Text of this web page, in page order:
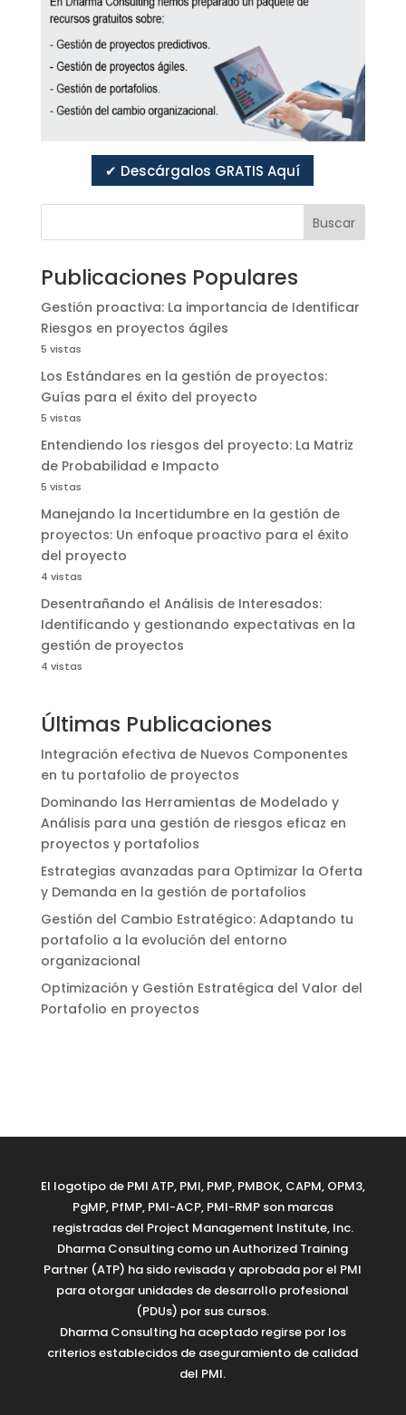
✔ Descárgalos GRATIS Aquí
Buscar
Publicaciones Populares
Gestión proactiva: La importancia de Identificar
Riesgos en proyectos ágiles
5 vistas
Los Estándares en la gestión de proyectos:
Guías para el éxito del proyecto
5 vistas
Entendiendo los riesgos del proyecto: La Matriz
de Probabilidad e Impacto
5 vistas
Manejando la Incertidumbre en la gestión de
proyectos: Un enfoque proactivo para el éxito
del proyecto
4 vistas
Desentrañando el Análisis de Interesados:
Identificando y gestionando expectativas en la
gestión de proyectos
4 vistas
Últimas Publicaciones
Integración efectiva de Nuevos Componentes
en tu portafolio de proyectos
Dominando las Herramientas de Modelado y
Análisis para una gestión de riesgos eficaz en
proyectos y portafolios
Estrategias avanzadas para Optimizar la Oferta
y Demanda en la gestión de portafolios
Gestión del Cambio Estratégico: Adaptando tu
portafolio a la evolución del entorno
organizacional
Optimización y Gestión Estratégica del Valor del
Portafolio en proyectos
El logotipo de PMI ATP, PMI, PMP, PMBOK, CAPM, OPM3,
PgMP, PfMP, PMI-ACP, PMI-RMP son marcas
registradas del Project Management Institute, Inc.
Dharma Consulting como un Authorized Training
Partner (ATP) ha sido revisada y aprobada por el PMI
para otorgar unidades de desarrollo profesional
(PDUs) por sus cursos.
Dharma Consulting ha aceptado regirse por los
criterios establecidos de aseguramiento de calidad
del PMI.